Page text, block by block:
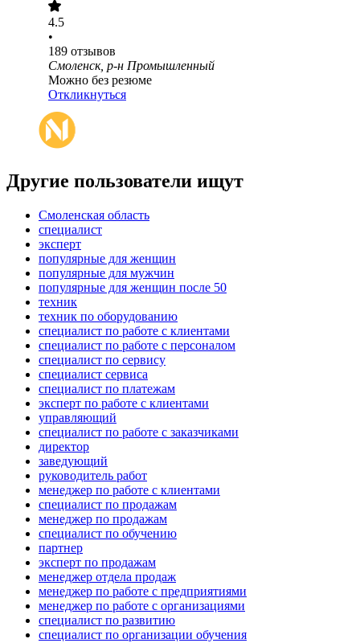
4.5
•
189 отзывов
Смоленск, р-н Промышленный
Можно без резюме
Откликнуться
Другие пользователи ищут
Смоленская область
специалист
эксперт
популярные для женщин
популярные для мужчин
популярные для женщин после 50
техник
техник по оборудованию
специалист по работе с клиентами
специалист по работе с персоналом
специалист по сервису
специалист сервиса
специалист по платежам
эксперт по работе с клиентами
управляющий
специалист по работе с заказчиками
директор
заведующий
руководитель работ
менеджер по работе с клиентами
специалист по продажам
менеджер по продажам
специалист по обучению
партнер
эксперт по продажам
менеджер отдела продаж
менеджер по работе с предприятиями
менеджер по работе с организациями
специалист по развитию
специалист по организации обучения